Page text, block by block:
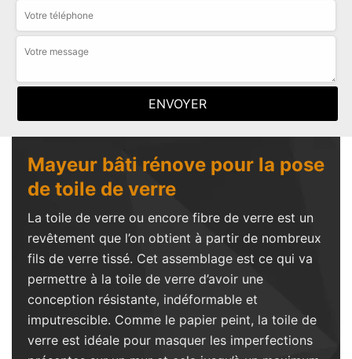
Mayeur bâti rénove pour la pose
de toile de verre
La toile de verre ou encore fibre de verre est un
revêtement que l’on obtient à partir de nombreux
fils de verre tissé. Cet assemblage est ce qui va
permettre à la toile de verre d’avoir une
conception résistante, indéformable et
imputrescible. Comme le papier peint, la toile de
verre est idéale pour masquer les imperfections